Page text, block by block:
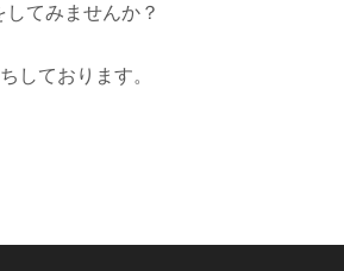
てみませんか？
しております。